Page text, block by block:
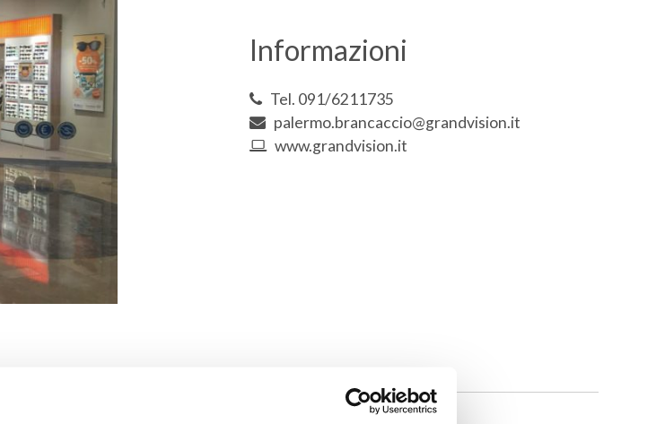
Informazioni
Tel. 091/6211735
palermo.brancaccio@grandvision.it
www.grandvision.it